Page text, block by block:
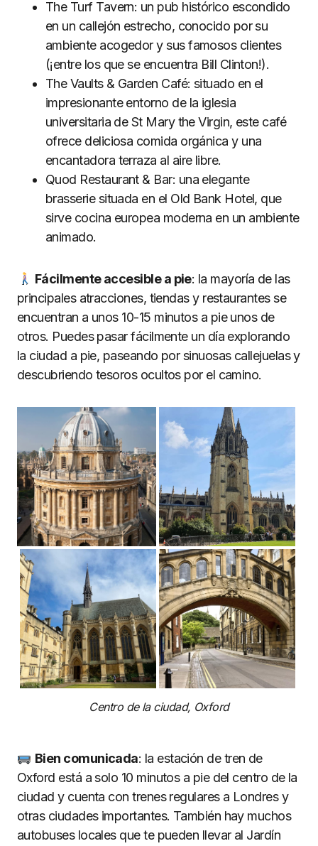
The Turf Tavern: un pub histórico escondido
en un callejón estrecho, conocido por su
ambiente acogedor y sus famosos clientes
(¡entre los que se encuentra Bill Clinton!).
The Vaults & Garden Café: situado en el
impresionante entorno de la iglesia
universitaria de St Mary the Virgin, este café
ofrece deliciosa comida orgánica y una
encantadora terraza al aire libre.
Quod Restaurant & Bar: una elegante
brasserie situada en el Old Bank Hotel, que
sirve cocina europea moderna en un ambiente
animado.
Fácilmente accesible a pie: la mayoría de las
principales atracciones, tiendas y restaurantes se
encuentran a unos 10-15 minutos a pie unos de
otros. Puedes pasar fácilmente un día explorando
la ciudad a pie, paseando por sinuosas callejuelas y
descubriendo tesoros ocultos por el camino.
Centro de la ciudad, Oxford
Bien comunicada: la estación de tren de
Oxford está a solo 10 minutos a pie del centro de la
ciudad y cuenta con trenes regulares a Londres y
otras ciudades importantes. También hay muchos
autobuses locales que te pueden llevar al Jardín